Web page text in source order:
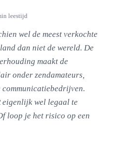
leestijd
wel de meest verkochte
dan niet de wereld. De
maakt de
onder zendamateurs,
eigenlijk wel legaal te
loop je het risico op een